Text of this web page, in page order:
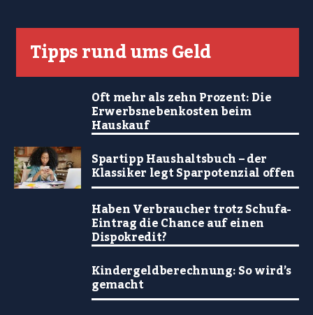
Tipps rund ums Geld
Oft mehr als zehn Prozent: Die
Erwerbsnebenkosten beim
Hauskauf
Spartipp Haushaltsbuch – der
Klassiker legt Sparpotenzial offen
Haben Verbraucher trotz Schufa-
Eintrag die Chance auf einen
Dispokredit?
Kindergeldberechnung: So wird’s
gemacht